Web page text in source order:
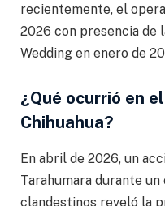
recientemente, el
2026 con presencia de
Wedding en enero de
¿Qué ocurrió en
Chihuahua?
En abril de 2026, un
Tarahumara durante
clandestinos reveló la